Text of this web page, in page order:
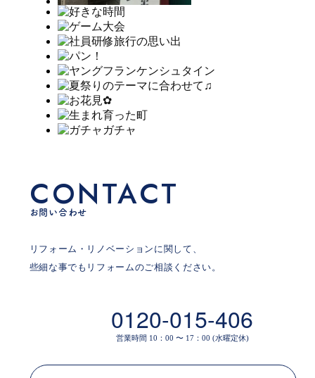
CONTACT
お問い合わせ
リフォーム・リノベーションに関して、
些細な事でもリフォームのご相談ください。
0120-015-406
営業時間 10：00 〜 17：00 (水曜定休)